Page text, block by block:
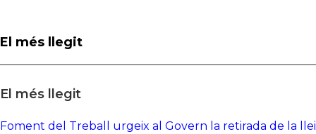
El més llegit
El més llegit
Foment del Treball urgeix al Govern la retirada de la llei